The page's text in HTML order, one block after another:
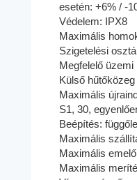
esetén: +6% / -
Védelem: IPX8
Maximális
Szigetelési
Megfelelő
Külső
Maximális
S1, 30,
Beépítés:
Maximális
Maximális
Maximális